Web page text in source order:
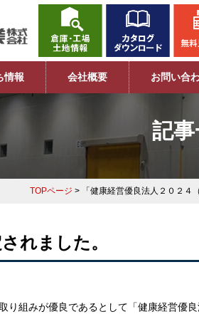
情報 会社概要 お問い合
記
TOPページ > 「健康経営優良法人２０２４
れました。
組みが優良であるとして「健康経営優良